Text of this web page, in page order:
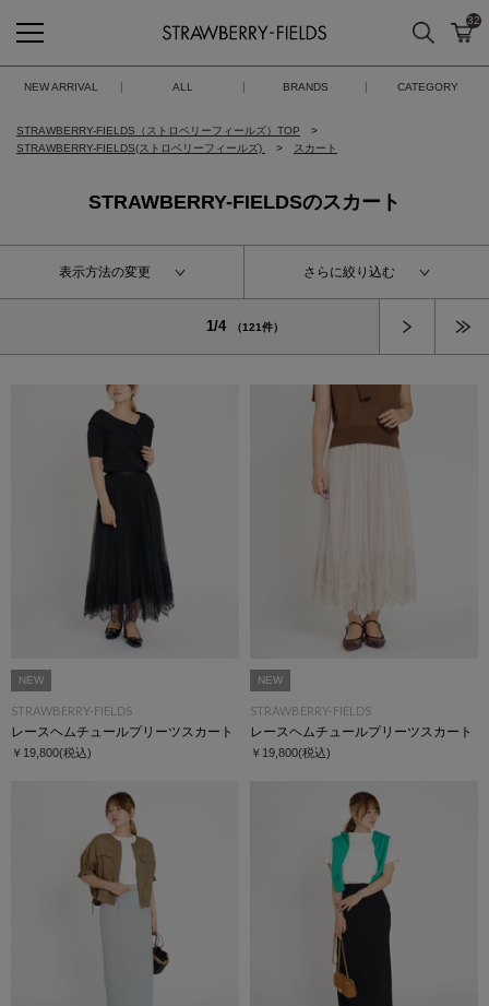
STRAWBERRY-FIELDS
検索 カ
32
NEW ARRIVAL ALL BRANDS CATEGORY
STRAWBERRY-FIELDS（ストロベリーフィールズ）TOP
STRAWBERRY-FIELDS(ストロベリーフィールズ)
スカート
STRAWBERRY-FIELDSのスカート
表示方法の変更 さらに絞り込む
1/4 （121件）
NEW
STRAWBERRY-FIELDS
レースヘムチュールプリーツスカート
￥19,800(税込)
NEW
STRAWBERRY-FIELDS
レースヘムチュールプリーツスカート
￥19,800(税込)